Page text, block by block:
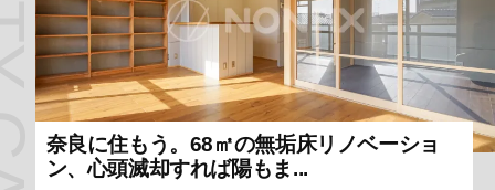
採用情報
奈良に住もう。68㎡の無垢床リノベーショ
ン、心頭滅却すれば陽もま...